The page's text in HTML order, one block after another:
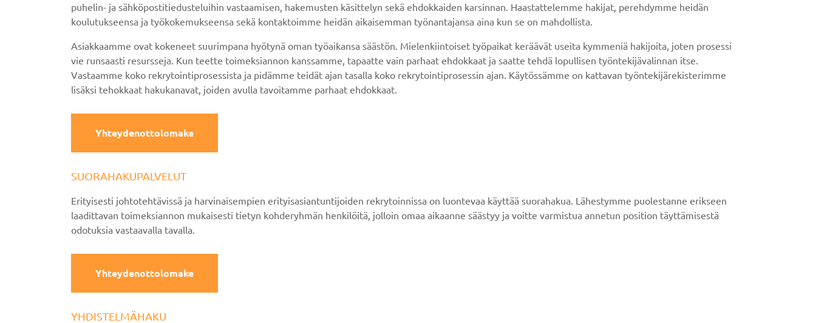
puhelin- ja sähköpostitiedusteluihin vastaamisen, hakemusten käsittelyn sekä ehdokkaiden karsinnan. Haastattelemme hakijat, perehdymme heidän
koulutukseensa ja työkokemukseensa sekä kontaktoimme heidän aikaisemman työnantajansa aina kun se on mahdollista.
Asiakkaamme ovat kokeneet suurimpana hyötynä oman työaikansa säästön. Mielenkiintoiset työpaikat keräävät useita kymmeniä hakijoita, joten prosessi
vie runsaasti resursseja. Kun teette toimeksiannon kanssamme, tapaatte vain parhaat ehdokkaat ja saatte tehdä lopullisen työntekijävalinnan itse.
Vastaamme koko rekrytointiprosessista ja pidämme teidät ajan tasalla koko rekrytointiprosessin ajan. Käytössämme on kattavan työntekijärekisterimme
lisäksi tehokkaat hakukanavat, joiden avulla tavoitamme parhaat ehdokkaat.
Yhteydenottolomake
SUORAHAKUPALVELUT
Erityisesti johtotehtävissä ja harvinaisempien erityisasiantuntijoiden rekrytoinnissa on luontevaa käyttää suorahakua. Lähestymme puolestanne erikseen
laadittavan toimeksiannon mukaisesti tietyn kohderyhmän henkilöitä, jolloin omaa aikaanne säästyy ja voitte varmistua annetun position täyttämisestä
odotuksia vastaavalla tavalla.
Yhteydenottolomake
YHDISTELMÄHAKU